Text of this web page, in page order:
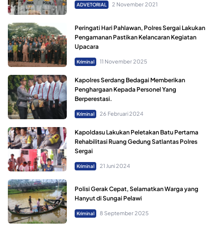
ADVETORIAL 2 November 2021
Peringati Hari Pahlawan, Polres Sergai Lakukan
Pengamanan Pastikan Kelancaran Kegiatan
Upacara
Kriminal 11 November 2025
Kapolres Serdang Bedagai Memberikan
Penghargaan Kepada Personel Yang
Berperestasi.
Kriminal 26 Februari 2024
Kapoldasu Lakukan Peletakan Batu Pertama
Rehabilitasi Ruang Gedung Satlantas Polres
Sergai
Kriminal 21 Juni 2024
Polisi Gerak Cepat, Selamatkan Warga yang
Hanyut di Sungai Pelawi
Kriminal 8 September 2025